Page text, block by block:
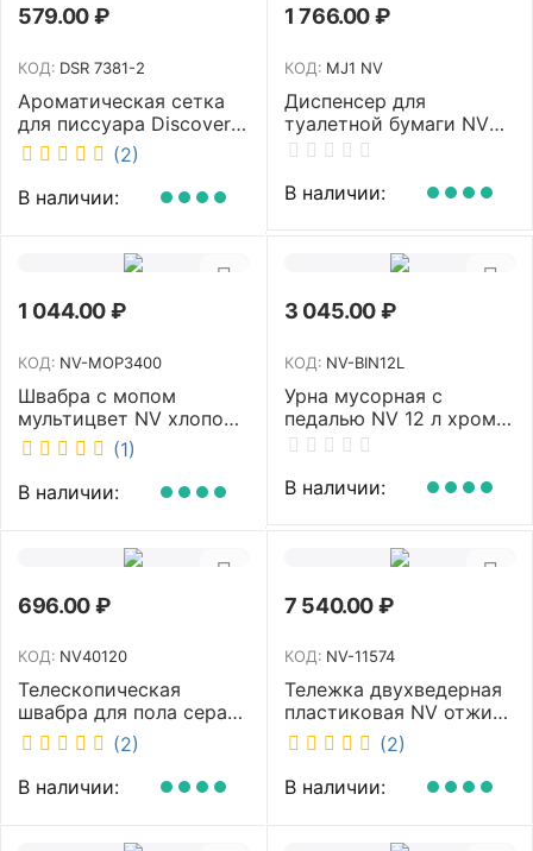
579.00₽
КОД: DSR 7381-2
Ароматическая сетка
для писсуара Discover
аромат Queen DSR
7381-2
(2)
В наличии:
1 766.00₽
КОД: MJ1 NV
Диспенсер для
туалетной бумаги NV
белый MJ1 NV
В наличии:
1 044.00₽
КОД: NV-MOP3400
Швабра с мопом
мультицвет NV хлопок
40 см NV-MOP3400
(1)
В наличии:
3 045.00₽
КОД: NV-BIN12L
Урна мусорная с
педалью NV 12 л хром
NV-BIN12L
В наличии:
696.00₽
КОД: NV40120
Телескопическая
швабра для пола серая
NV микрофибра 42 см
NV40120
(2)
В наличии:
7 540.00₽
КОД: NV-11574
Тележка двухведерная
пластиковая NV отжим
2х23л NV-11574
(2)
В наличии: